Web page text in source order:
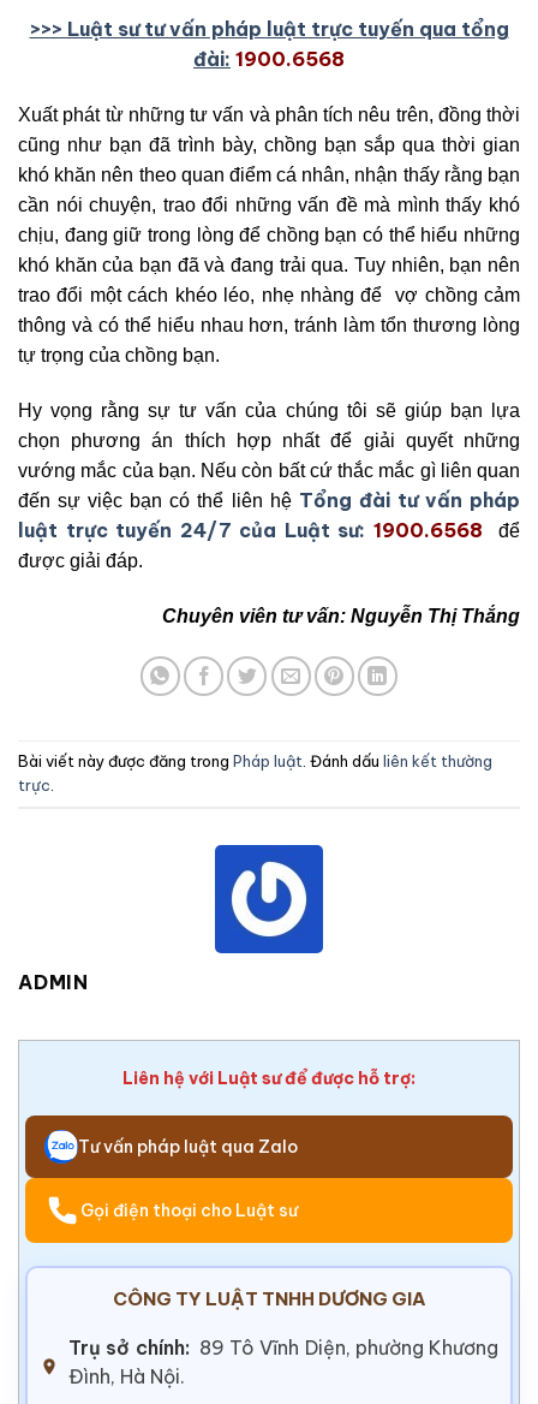
>>> Luật sư tư vấn pháp luật trực tuyến qua tổng
đài: 1900.6568
Xuất phát từ những tư vấn và phân tích nêu trên, đồng thời
cũng như bạn đã trình bày, chồng bạn sắp qua thời gian
khó khăn nên theo quan điểm cá nhân, nhận thấy rằng bạn
cần nói chuyện, trao đổi những vấn đề mà mình thấy khó
chịu, đang giữ trong lòng để chồng bạn có thể hiểu những
khó khăn của bạn đã và đang trải qua. Tuy nhiên, bạn nên
trao đổi một cách khéo léo, nhẹ nhàng để vợ chồng cảm
thông và có thể hiểu nhau hơn, tránh làm tổn thương lòng
tự trọng của chồng bạn.
Hy vọng rằng sự tư vấn của chúng tôi sẽ giúp bạn lựa
chọn phương án thích hợp nhất để giải quyết những
vướng mắc của bạn. Nếu còn bất cứ thắc mắc gì liên quan
đến sự việc bạn có thể liên hệ Tổng đài tư vấn pháp
luật trực tuyến 24/7 của Luật sư: 1900.6568
để
được giải đáp.
Chuyên viên tư vấn: Nguyễn Thị Thắng
Bài viết này được đăng trong Pháp luật . Đánh dấu liên kết thường
trực
ADMIN
Liên hệ với Luật sư để được hỗ trợ:
Tư vấn pháp luật qua Zalo
Gọi điện thoại cho Luật sư
CÔNG TY LUẬT TNHH DƯƠNG GIA
Trụ sở chính: 89 Tô Vĩnh Diện, phường Khương
Đình, Hà Nội.